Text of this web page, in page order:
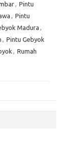
, Pintu
, Pintu
Madura ,
, Pintu Gebyok
, Rumah